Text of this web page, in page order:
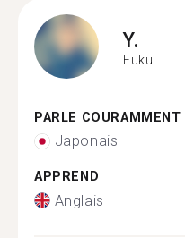
Y.
Fukui
PARLE COURAMMENT
Japonais
APPREND
Anglais